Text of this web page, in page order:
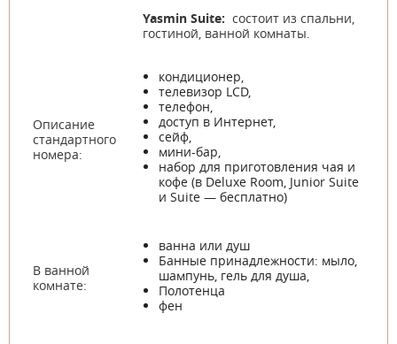
Yasmin Suite: состоит из спальни,
гостиной, ванной комнаты.
Описание
стандартного
номера:
кондиционер,
телевизор LCD,
телефон,
доступ в Интернет,
сейф,
мини-бар,
набор для приготовления чая и
кофе (в Deluxe Room, Junior Suite
и Suite — бесплатно)
В ванной
комнате:
ванна или душ
Банные принадлежности: мыло,
шампунь, гель для душа,
Полотенца
фен